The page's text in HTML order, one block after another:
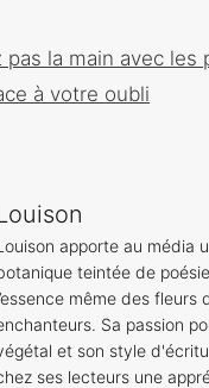
pas la main avec les
à votre oubli
apporte au média
teintée de
même des fleurs
Sa passion
et son style
ses lecteurs une